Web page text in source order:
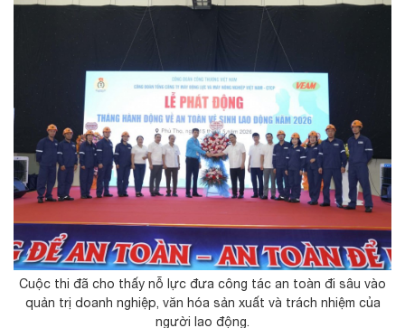
Cuộc thi đã cho thấy nỗ lực đưa công tác an toàn đi sâu vào
quản trị doanh nghiệp, văn hóa sản xuất và trách nhiệm của
người lao động.